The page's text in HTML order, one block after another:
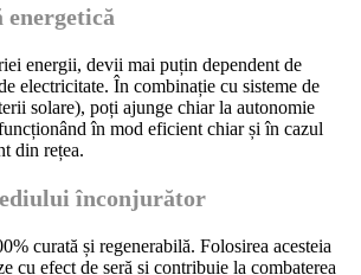
energetică
energii, devii mai puțin dependent de
electricitate. În combinație cu sisteme de
solare), poți ajunge chiar la autonomie
în mod eficient chiar și în cazul
din rețea.
înconjurător
curată și regenerabilă. Folosirea acesteia
cu efect de seră și contribuie la combaterea